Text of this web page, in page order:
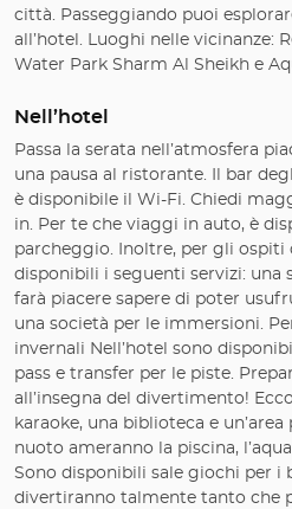
città. Passeggiando puoi
all’hotel. Luoghi nelle vicinanze:
Water Park Sharm Al Sheikh e
Nell’hotel
Passa la serata nell’atmosfera
una pausa al ristorante. Il bar
è disponibile il Wi-Fi. Chiedi
in. Per te che viaggi in auto, è
parcheggio. Inoltre, per gli ospiti
disponibili i seguenti servizi: una
farà piacere sapere di poter
una società per le immersioni.
invernali Nell’hotel sono
pass e transfer per le piste.
all’insegna del divertimento!
karaoke, una biblioteca e
nuoto ameranno la piscina,
Sono disponibili sale giochi per i
divertiranno talmente tanto che